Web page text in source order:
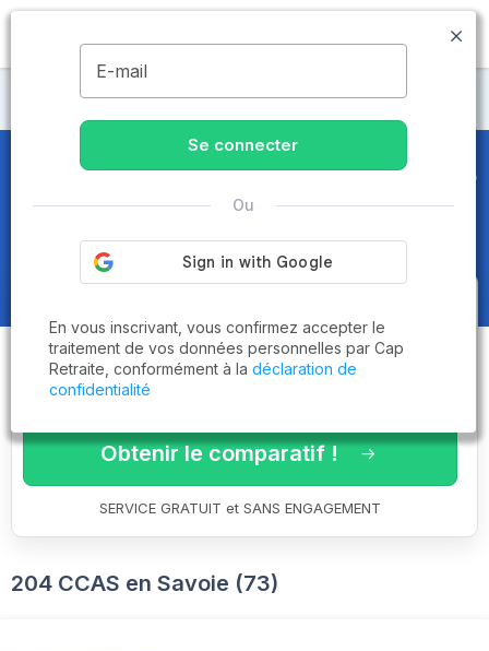
MENU
CCAS
CCASen Savoie (73) - Page 3 sur
5
Obtenez le
comparatif des
établissementsadaptés à vos
critères en 3 minutes !
Obtenir le comparatif !
SERVICE GRATUIT et SANS ENGAGEMENT
204 CCAS en Savoie (73)
E-mail
Se connecter
Ou
En vous inscrivant, vous confirmez accepter le
traitement de vos données personnelles par Cap
Retraite, conformément à la déclaration de
confidentialité